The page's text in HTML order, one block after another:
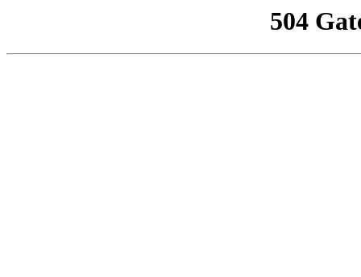
504